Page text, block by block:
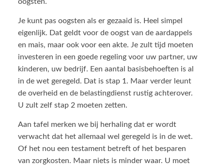
Je kunt pas oogsten als er gezaaid is. Heel simpel
eigenlijk. Dat geldt voor de oogst van de aardappels
en mais, maar ook voor een akte. Je zult tijd moeten
investeren in een goede regeling voor uw partner, uw
kinderen, uw bedrijf. Een aantal basisbehoeften is al
in de wet geregeld. Dat is stap 1. Maar verder leunt
de overheid en de belastingdienst rustig achterover.
U zult zelf stap 2 moeten zetten.
Aan tafel merken we bij herhaling dat er wordt
verwacht dat het allemaal wel geregeld is in de wet.
Of het nou een testament betreft of het besparen
van zorgkosten. Maar niets is minder waar. U moet